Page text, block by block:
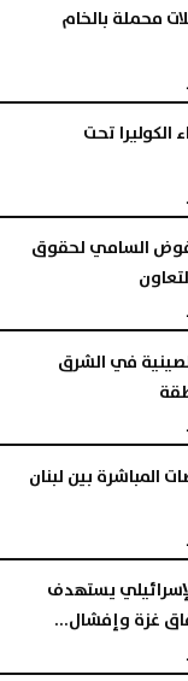
محملة بالخام
تحت
السامي لحقوق
في الشرق
المباشرة بين لبنان
يستهدف
غزة وإفشال...